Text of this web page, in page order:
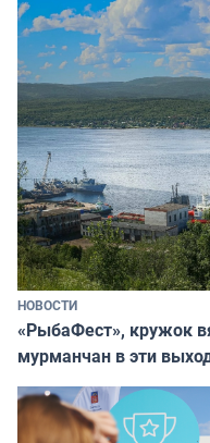
НОВОСТИ
«РыбаФест», кружок
мурманчан в эти